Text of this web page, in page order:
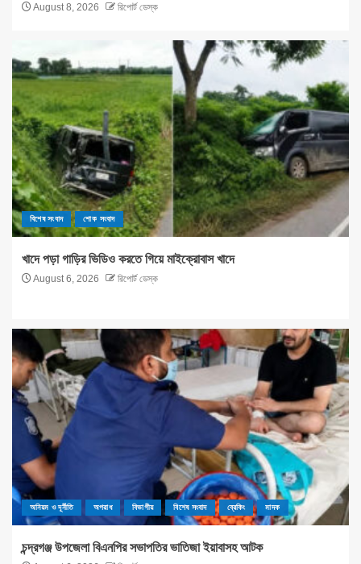
August 8, 2026 রিপোর্ট ডেস্ক
বিশেষ সংবাদ শোক সংবাদ
খাদে পড়া গাড়ির ভিডিও করতে গিয়ে মাইক্রোবাস খাদে
August 6, 2026 রিপোর্ট ডেস্ক
অনিয়ম ও দূর্নীতি অপরাধ বিভাগীয় বিশেষ সংবাদ ব্রেকিং মাদক
চন্দ্রগঞ্জ উপজেলা বিএনপির সভাপতির ভাতিজা ইয়াবাসহ আটক